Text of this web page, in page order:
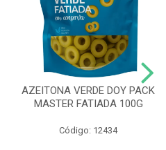
AZEITONA VERDE DOY PACK
MASTER FATIADA 100G
Código: 12434